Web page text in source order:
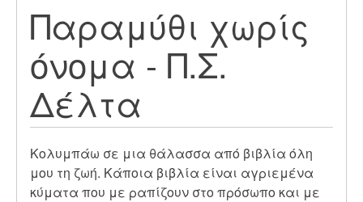
Παραμύθι χωρίς
όνομα - Π.Σ.
Δέλτα
Κολυμπάω σε μια θάλασσα από βιβλία όλη
μου τη ζωή. Κάποια βιβλία είναι αγριεμένα
κύματα που με ραπίζουν στο πρόσωπο και με